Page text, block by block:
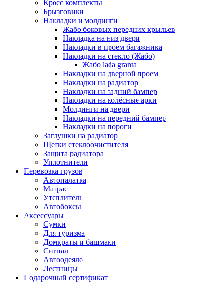
Кросс комплекты
Брызговики
Накладки и молдинги
Жабо боковых передних крыльев
Накладка на низ двери
Накладки в проем багажника
Накладки на стекло (Жабо)
Жабо lada granta
Накладки на дверной проем
Накладки на радиатор
Накладки на задний бампер
Накладки на колёсные арки
Молдинги на двери
Накладки на передний бампер
Накладки на пороги
Заглушки на радиатор
Щетки стеклоочистителя
Защита радиатора
Уплотнители
Перевозка грузов
Автопалатка
Матрас
Утеплитель
Автобоксы
Аксессуары
Сумки
Для туризма
Домкраты и башмаки
Сигнал
Автоодеяло
Лестницы
Подарочный сертификат